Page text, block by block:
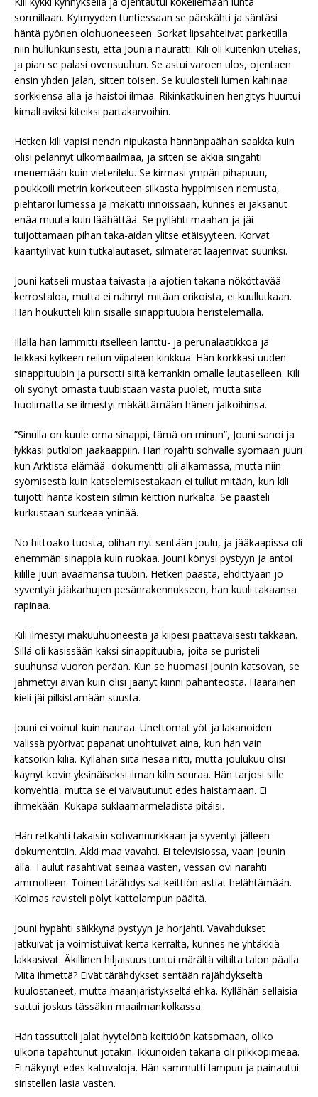
sormillaan. Kylmyyden tuntiessaan se pärskähti ja säntäsi
häntä pyörien olohuoneeseen. Sorkat lipsahtelivat parketilla
niin hullunkurisesti, että Jounia nauratti. Kili oli kuitenkin utelias,
ja pian se palasi ovensuuhun. Se astui varoen ulos, ojentaen
ensin yhden jalan, sitten toisen. Se kuulosteli lumen kahinaa
sorkkiensa alla ja haistoi ilmaa. Rikinkatkuinen hengitys huurtui
kimaltaviksi kiteiksi partakarvoihin.
Hetken kili vapisi nenän nipukasta hännänpäähän saakka kuin
olisi pelännyt ulkomaailmaa, ja sitten se äkkiä singahti
menemään kuin vieterilelu. Se kirmasi ympäri pihapuun,
poukkoili metrin korkeuteen silkasta hyppimisen riemusta,
piehtaroi lumessa ja mäkätti innoissaan, kunnes ei jaksanut
enää muuta kuin läähättää. Se pyllähti maahan ja jäi
tuijottamaan pihan taka-aidan ylitse etäisyyteen. Korvat
kääntyilivät kuin tutkalautaset, silmäterät laajenivat suuriksi.
Jouni katseli mustaa taivasta ja ajotien takana nököttävää
kerrostaloa, mutta ei nähnyt mitään erikoista, ei kuullutkaan.
Hän houkutteli kilin sisälle sinappituubia heristelemällä.
Illalla hän lämmitti itselleen lanttu- ja perunalaatikkoa ja
leikkasi kylkeen reilun viipaleen kinkkua. Hän korkkasi uuden
sinappituubin ja pursotti siitä kerrankin omalle lautaselleen. Kili
oli syönyt omasta tuubistaan vasta puolet, mutta siitä
huolimatta se ilmestyi mäkättämään hänen jalkoihinsa.
”Sinulla on kuule oma sinappi, tämä on minun”, Jouni sanoi ja
lykkäsi putkilon jääkaappiin. Hän rojahti sohvalle syömään juuri
kun Arktista elämää -dokumentti oli alkamassa, mutta niin
syömisestä kuin katselemisestakaan ei tullut mitään, kun kili
tuijotti häntä kostein silmin keittiön nurkalta. Se päästeli
kurkustaan surkeaa yninää.
No hittoako tuosta, olihan nyt sentään joulu, ja jääkaapissa oli
enemmän sinappia kuin ruokaa. Jouni könysi pystyyn ja antoi
kilille juuri avaamansa tuubin. Hetken päästä, ehdittyään jo
syventyä jääkarhujen pesänrakennukseen, hän kuuli takaansa
rapinaa.
Kili ilmestyi makuuhuoneesta ja kiipesi päättäväisesti takkaan.
Sillä oli käsissään kaksi sinappituubia, joita se puristeli
suuhunsa vuoron perään. Kun se huomasi Jounin katsovan, se
jähmettyi aivan kuin olisi jäänyt kiinni pahanteosta. Haarainen
kieli jäi pilkistämään suusta.
Jouni ei voinut kuin nauraa. Unettomat yöt ja lakanoiden
välissä pyörivät papanat unohtuivat aina, kun hän vain
katsoikin kiliä. Kyllähän siitä riesaa riitti, mutta joulukuu olisi
käynyt kovin yksinäiseksi ilman kilin seuraa. Hän tarjosi sille
konvehtia, mutta se ei vaivautunut edes haistamaan. Ei
ihmekään. Kukapa suklaamarmeladista pitäisi.
Hän retkahti takaisin sohvannurkkaan ja syventyi jälleen
dokumenttiin. Äkki maa vavahti. Ei televisiossa, vaan Jounin
alla. Taulut rasahtivat seinää vasten, vessan ovi narahti
ammolleen. Toinen tärähdys sai keittiön astiat helähtämään.
Kolmas ravisteli pölyt kattolampun päältä.
Jouni hypähti säikkynä pystyyn ja horjahti. Vavahdukset
jatkuivat ja voimistuivat kerta kerralta, kunnes ne yhtäkkiä
lakkasivat. Äkillinen hiljaisuus tuntui märältä viltiltä talon päällä.
Mitä ihmettä? Eivät tärähdykset sentään räjähdykseltä
kuulostaneet, mutta maanjäristykseltä ehkä. Kyllähän sellaisia
sattui joskus tässäkin maailmankolkassa.
Hän tassutteli jalat hyytelönä keittiöön katsomaan, oliko
ulkona tapahtunut jotakin. Ikkunoiden takana oli pilkkopimeää.
Ei näkynyt edes katuvaloja. Hän sammutti lampun ja painautui
siristellen lasia vasten.